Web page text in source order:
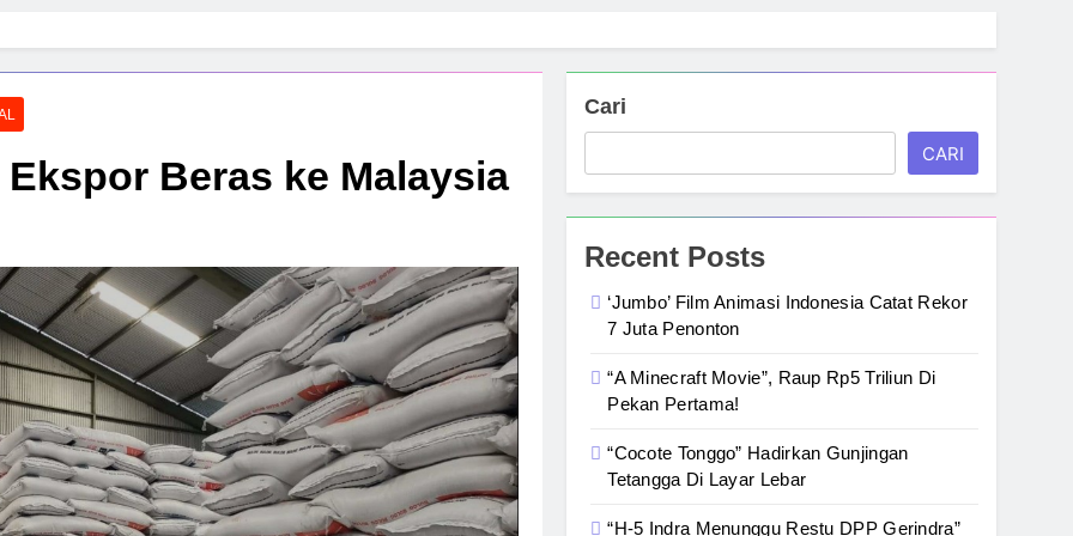
Beras ke Malaysia
Cari
CARI
Recent Posts
‘Jumbo’ Film Animasi Indonesia Catat Rekor
7 Juta Penonton
“A Minecraft Movie”, Raup Rp5 Triliun Di
Pekan Pertama!
“Cocote Tonggo” Hadirkan Gunjingan
Tetangga Di Layar Lebar
“H-5 Indra Menunggu Restu DPP Gerindra”